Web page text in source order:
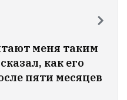
меня таким
как его
пяти месяцев